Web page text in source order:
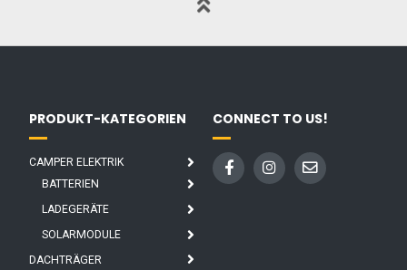
PRODUKT-KATEGORIEN
CAMPER ELEKTRIK
BATTERIEN
LADEGERÄTE
SOLARMODULE
DACHTRÄGER
CONNECT TO US!